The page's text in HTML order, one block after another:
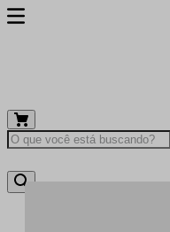
O que você está buscando?